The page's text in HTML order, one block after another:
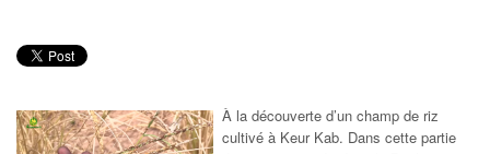
À la découverte d’un champ de riz
cultivé à Keur Kab. Dans cette partie